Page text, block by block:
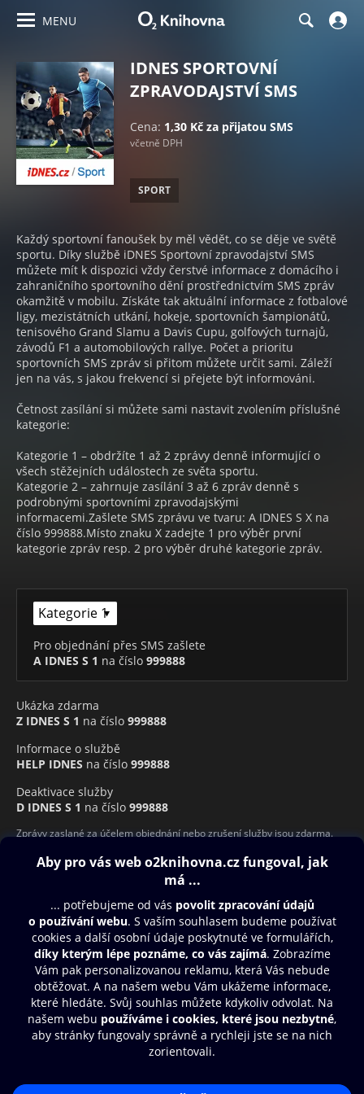
MENU
IDNES SPORTOVNÍ
ZPRAVODAJSTVÍ SMS
Cena: 1,30 Kč za přijatou SMS
včetně DPH
SPORT
Každý sportovní fanoušek by měl vědět, co se děje ve světě
sportu. Díky službě iDNES Sportovní zpravodajství SMS
můžete mít k dispozici vždy čerstvé informace z domácího i
zahraničního sportovního dění prostřednictvím SMS zpráv
okamžitě v mobilu. Získáte tak aktuální informace z fotbalové
ligy, mezistátních utkání, hokeje, sportovních šampionátů,
tenisového Grand Slamu a Davis Cupu, golfových turnajů,
závodů F1 a automobilových rallye. Počet a prioritu
sportovních SMS zpráv si přitom můžete určit sami. Záleží
jen na vás, s jakou frekvencí si přejete být informováni.
Četnost zasílání si můžete sami nastavit zvolením příslušné
kategorie:
Kategorie 1 – obdržíte 1 až 2 zprávy denně informující o
všech stěžejních událostech ze světa sportu.
Kategorie 2 – zahrnuje zasílání 3 až 6 zpráv denně s
podrobnými sportovními zpravodajskými
informacemi.Zašlete SMS zprávu ve tvaru: A IDNES S X na
číslo 999888.Místo znaku X zadejte 1 pro výběr první
kategorie zpráv resp. 2 pro výběr druhé kategorie zpráv.
Pro objednání přes SMS zašlete
A IDNES S 1 na číslo 999888
Ukázka zdarma
Z IDNES S 1 na číslo 999888
Informace o službě
HELP IDNES na číslo 999888
Deaktivace služby
D IDNES S 1 na číslo 999888
Zprávy zaslané za účelem objednání nebo zrušení služby jsou zdarma.
Obsah ke stažení
Moje O2 Knihovna
Další zábava
© O2 Czech Republic a.s.